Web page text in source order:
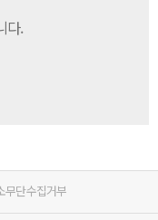
다.
무단수집거부